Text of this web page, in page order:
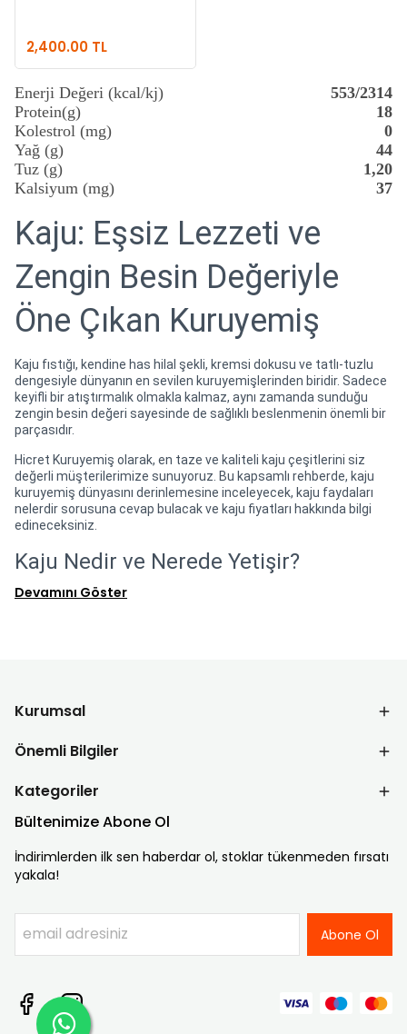
2,400.00 TL
Enerji Değeri (kcal/kj)
553/2314
Protein(g)
18
Kolestrol (mg)
0
Yağ (g)
44
Tuz (g)
1,20
Kalsiyum (mg)
37
Kaju: Eşsiz Lezzeti ve
Zengin Besin Değeriyle
Öne Çıkan Kuruyemiş
Kaju fıstığı, kendine has hilal şekli, kremsi dokusu ve tatlı-tuzlu
dengesiyle dünyanın en sevilen kuruyemişlerinden biridir. Sadece
keyifli bir atıştırmalık olmakla kalmaz, aynı zamanda sunduğu
zengin besin değeri sayesinde de sağlıklı beslenmenin önemli bir
parçasıdır.
Hicret Kuruyemiş olarak, en taze ve kaliteli kaju çeşitlerini siz
değerli müşterilerimize sunuyoruz. Bu kapsamlı rehberde, kaju
kuruyemiş dünyasını derinlemesine inceleyecek, kaju faydaları
nelerdir sorusuna cevap bulacak ve kaju fiyatları hakkında bilgi
edineceksiniz.
Kaju Nedir ve Nerede Yetişir?
Devamını Göster
Kurumsal
Önemli Bilgiler
Kategoriler
Bültenimize Abone Ol
İndirimlerden ilk sen haberdar ol, stoklar tükenmeden fırsatı
yakala!
Abone Ol